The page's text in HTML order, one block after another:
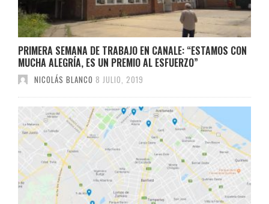
PRIMERA SEMANA DE TRABAJO EN CANALE: “ESTAMOS CON
MUCHA ALEGRÍA, ES UN PREMIO AL ESFUERZO”
NICOLÁS BLANCO 8 JULIO, 2019